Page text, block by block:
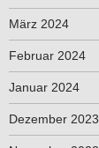
März 2024
Februar 2024
Januar 2024
Dezember 2023